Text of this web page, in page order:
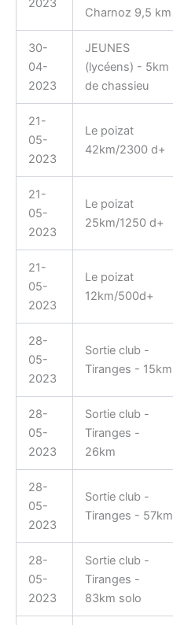
2023
Charnoz 9,5 km
30-
04-
2023
JEUNES
(lycéens) - 5km
de chassieu
21-
05-
2023
Le poizat
42km/2300 d+
21-
05-
2023
Le poizat
25km/1250 d+
21-
05-
2023
Le poizat
12km/500d+
28-
05-
2023
Sortie club -
Tiranges - 15km
28-
05-
2023
Sortie club -
Tiranges -
26km
28-
05-
2023
Sortie club -
Tiranges - 57km
28-
05-
2023
Sortie club -
Tiranges -
83km solo